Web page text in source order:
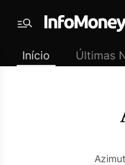
padrão
Últimas
Menu
Início Últimas
Azimut